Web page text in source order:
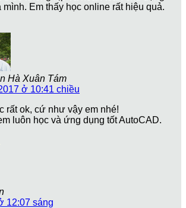
mình. Em thấy học online rất hiệu quả.
Hà Xuân Tám
ở 10:41 chiều
rất ok, cứ như vậy em nhé!
luôn học và ứng dụng tốt AutoCAD.
12:07 sáng